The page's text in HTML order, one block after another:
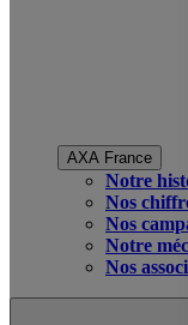
AXA France
Notre
Nos
Nos
Notre
Nos